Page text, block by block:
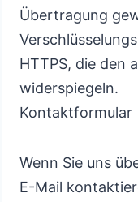
Übertragung
HTTPS, die den
widerspiegeln.
Kontaktformular
Wenn Sie uns
E-Mail